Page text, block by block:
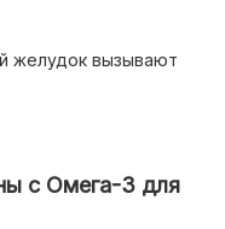
желудок вызывают
с Омега-3 для